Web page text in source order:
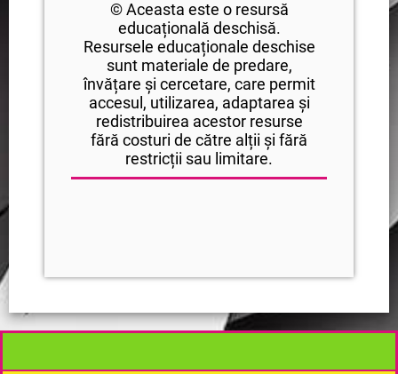
© Aceasta este o resursă
educațională deschisă.
Resursele educaționale deschise
sunt materiale de predare,
învățare și cercetare, care permit
accesul, utilizarea, adaptarea și
redistribuirea acestor resurse
fără costuri de către alții și fără
restricții sau limitare.